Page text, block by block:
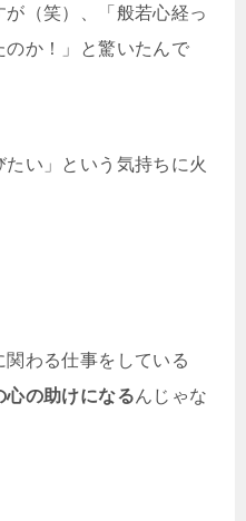
（笑）、「般若心経っ
のか！」と驚いたんで
い」という気持ちに火
わる仕事をしている
心の助けになるんじゃな